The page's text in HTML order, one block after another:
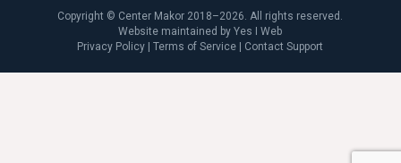
Copyright © Center Makor 2018–2026. All rights reserved.
Website maintained byYes I Web
Privacy Policy |Terms of Service Contact Support